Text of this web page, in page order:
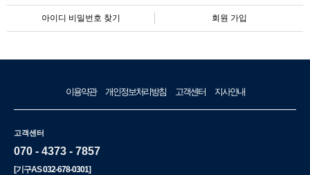
아이디 비밀번호 찾기 회원 가입
이용약관 개인정보처리방침 고객센터 지사안내
고객센터
070 - 4373 - 7857
[기구AS032-678-0301]